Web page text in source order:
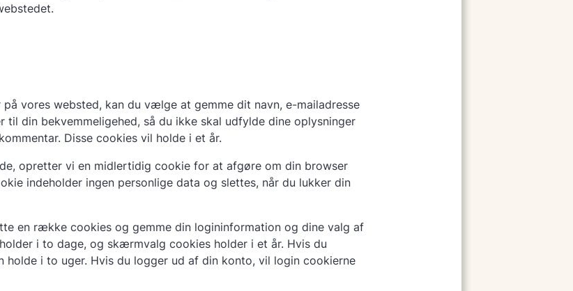
vores websted, kan du vælge at gemme dit navn, e-mailadresse
til din bekvemmeligehed, så du ikke skal udfylde dine oplysninger
Disse cookies vil holde i et år.
opretter vi en midlertidig cookie for at afgøre om din browser
indeholder ingen personlige data og slettes, når du lukker din
en række cookies og gemme din logininformation og dine valg af
i to dage, og skærmvalg cookies holder i et år. Hvis du
holde i to uger. Hvis du logger ud af din konto, vil login cookierne